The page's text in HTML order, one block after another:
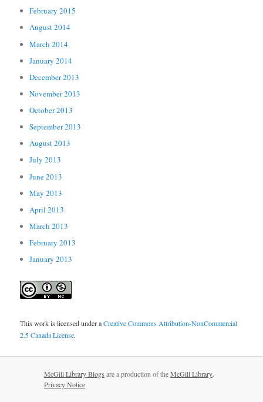
February 2015
August 2014
March 2014
January 2014
December 2013
November 2013
October 2013
September 2013
August 2013
July 2013
June 2013
May 2013
April 2013
March 2013
February 2013
January 2013
This work is licensed under aCreative Commons Attribution-NonCommercial
2.5 Canada License.
McGill Library Blogs are a production of theMcGill Library.
Privacy Notice